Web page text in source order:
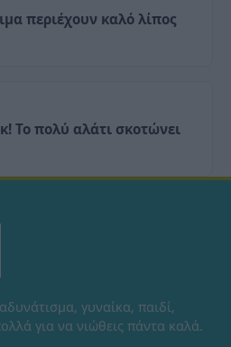
περιέχουν καλό λίπος
Το πολύ αλάτι σκοτώνει
γυναίκα, παιδί,
για να νιώθεις πάντα καλά.